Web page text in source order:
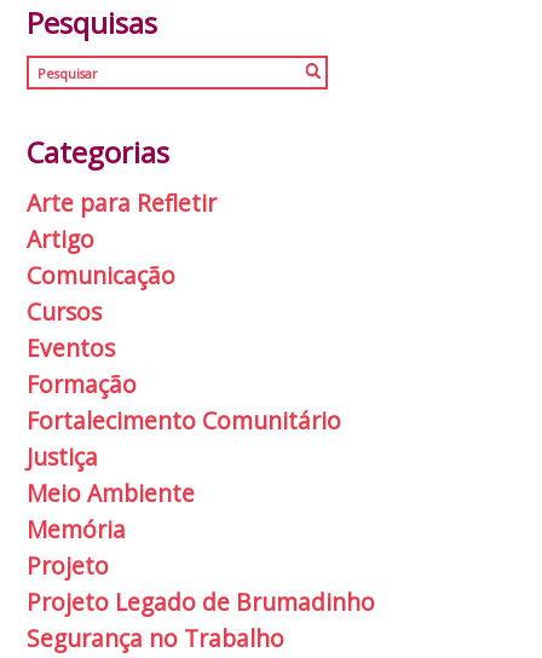
Pesquisas
Categorias
Arte para Refletir
Artigo
Comunicação
Cursos
Eventos
Formação
Fortalecimento Comunitário
Justiça
Meio Ambiente
Memória
Projeto
Projeto Legado de Brumadinho
Segurança no Trabalho